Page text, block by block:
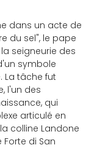
dans un acte de
du sel", le pape
seigneurie des
symbole
La tâche fut
l'un des
qui
articulé en
colline Landone
di San